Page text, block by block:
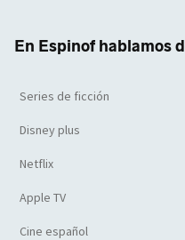
En Espinof hablamos
Series de ficción
Disney plus
Netflix
Apple TV
Cine español